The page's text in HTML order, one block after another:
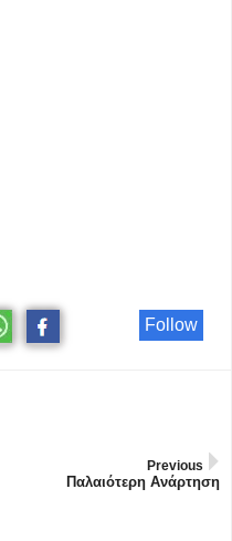
Follow
Previous
Παλαιότερη Ανάρτηση